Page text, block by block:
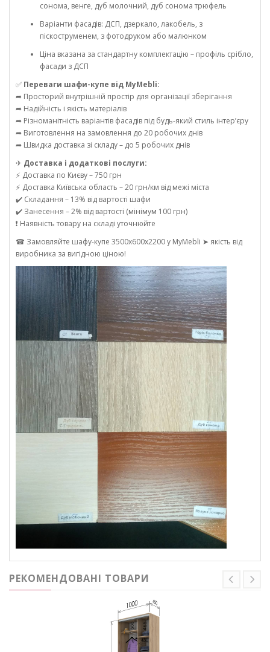
сонома, венге, дуб молочний, дуб сонома трюфель
Варіанти фасадів: ДСП, дзеркало, лакобель, з
піскоструменем, з фотодруком або малюнком
Ціна вказана за стандартну комплектацію – профіль срібло,
фасади з ДСП
✅ Переваги шафи-купе від MyMebli:
➦ Просторий внутрішній простір для організації зберігання
➦ Надійність і якість матеріалів
➦ Різноманітність варіантів фасадів під будь-який стиль інтер’єру
➦ Виготовлення на замовлення до 20 робочих днів
➦ Швидка доставка зі складу – до 5 робочих днів
✈ Доставка і додаткові послуги:
⚡ Доставка по Києву – 750 грн
⚡ Доставка Київська область – 20 грн/км від межі міста
✔️ Складання – 13% від вартості шафи
✔️ Занесення – 2% від вартості (мінімум 100 грн)
❗ Наявність товару на складі уточнюйте
☎ Замовляйте шафу-купе 3500х600х2200 у MyMebli ➤ якість від
виробника за вигідною ціною!
РЕКОМЕНДОВАНІ ТОВАРИ